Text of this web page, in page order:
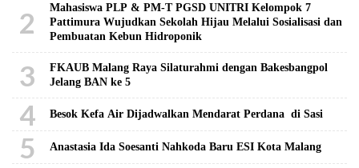
2
Mahasiswa PLP & PM-T PGSD UNITRI Kelompok 7
Pattimura Wujudkan Sekolah Hijau Melalui Sosialisasi dan
Pembuatan Kebun Hidroponik
3
FKAUB Malang Raya Silaturahmi dengan Bakesbangpol
Jelang BAN ke 5
4 Besok Kefa Air Dijadwalkan Mendarat Perdana di Sasi
5 Anastasia Ida Soesanti Nahkoda Baru ESI Kota Malang